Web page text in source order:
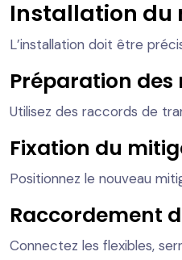
Installation du
L’installation doit être
Préparation
Utilisez des raccords de
Fixation du
Positionnez le nouveau
Raccordement
Connectez les flexibles,